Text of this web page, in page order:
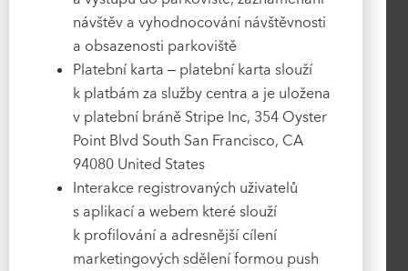
návštěv a vyhodnocování návštěvnosti
a obsazenosti parkoviště
Platební karta – platební karta slouží
k platbám za služby centra a je uložena
v platební bráně Stripe Inc, 354 Oyster
Point Blvd South San Francisco, CA
94080 United States
Interakce registrovaných uživatelů
s aplikací a webem které slouží
k profilování a adresnější cílení
marketingových sdělení formou push